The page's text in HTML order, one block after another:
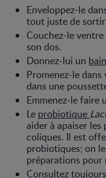
Enveloppez-le
tout juste de sortir
Couchez-le
son dos.
Donnez-lui un bain
Promenez-le
dans une
Emmenez-le faire
Le probiotique
aider à apaiser
coliques. Il est
probiotiques; on
préparations pour
Consultez